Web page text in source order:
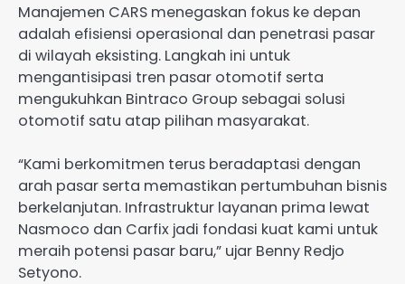
Manajemen CARS menegaskan fokus ke depan
adalah efisiensi operasional dan penetrasi pasar
di wilayah eksisting. Langkah ini untuk
mengantisipasi tren pasar otomotif serta
mengukuhkan Bintraco Group sebagai solusi
otomotif satu atap pilihan masyarakat.
“Kami berkomitmen terus beradaptasi dengan
arah pasar serta memastikan pertumbuhan bisnis
berkelanjutan. Infrastruktur layanan prima lewat
Nasmoco dan Carfix jadi fondasi kuat kami untuk
meraih potensi pasar baru,” ujar Benny Redjo
Setyono.